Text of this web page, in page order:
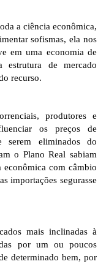
a ciência econômica,
sofismas, ela nos
em uma economia de
estrutura de mercado
recurso.
produtores e
os preços de
serem eliminados do
o Plano Real sabiam
econômica com câmbio
importações segurasse
mais inclinadas à
por um ou poucos
determinado bem, por